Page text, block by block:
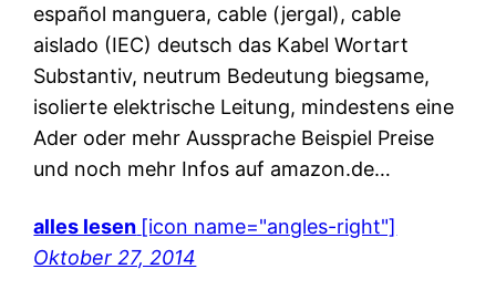
español manguera, cable (jergal), cable
aislado (IEC) deutsch das Kabel Wortart
Substantiv, neutrum Bedeutung biegsame,
isolierte elektrische Leitung, mindestens eine
Ader oder mehr Aussprache Beispiel Preise
und noch mehr Infos auf amazon.de…
alles lesen [icon name="angles-right"]
Oktober 27, 2014